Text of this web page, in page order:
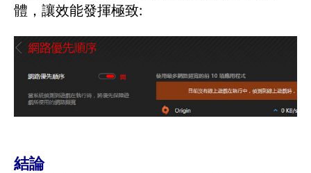
體，讓效能發揮極致:
結論